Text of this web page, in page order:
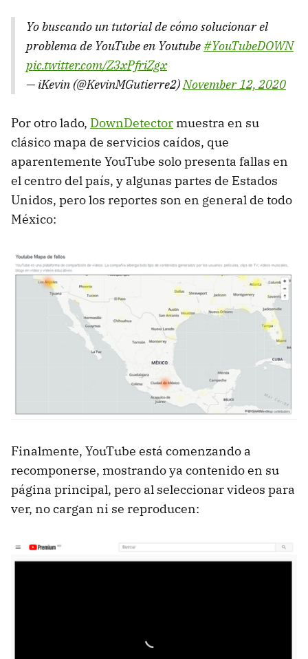
Yo buscando un tutorial de cómo solucionar el
problema de YouTube en Youtube#YouTubeDOWN
pic.twitter.com/Z3xPfriZgx
— iKevin (@KevinMGutierre2)November 12, 2020
Por otro lado, DownDetector muestra en su
clásico mapa de servicios caídos, que
aparentemente YouTube solo presenta fallas en
el centro del país, y algunas partes de Estados
Unidos, pero los reportes son en general de todo
México:
Finalmente, YouTube está comenzando a
recomponerse, mostrando ya contenido en su
página principal, pero al seleccionar videos para
ver, no cargan ni se reproducen: